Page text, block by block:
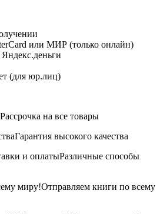
или МИР (только онлайн)
(для юр.лиц)
Рассрочка на все товары
Гарантия высокого качества
и оплатыРазличные способы
миру!Отправляем книги по всему